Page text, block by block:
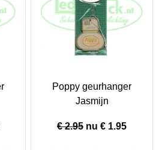
Poppy geurhanger
Jasmijn
€ 2.95 nu € 1.95